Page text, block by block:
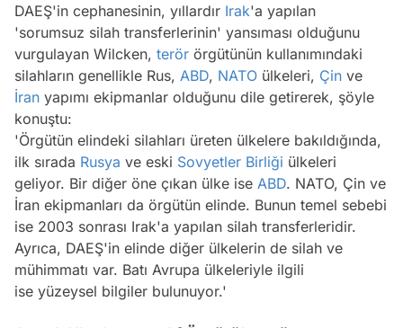
DAEŞ'in cephanesinin, yıllardır Irak'a yapılan
'sorumsuz silah transferlerinin' yansıması olduğunu
vurgulayan Wilcken, terör örgütünün kullanımındaki
silahların genellikle Rus, ABD, NATO ülkeleri, Çin ve
İran yapımı ekipmanlar olduğunu dile getirerek, şöyle
konuştu:
'Örgütün elindeki silahları üreten ülkelere bakıldığında,
ilk sırada Rusya ve eski Sovyetler Birliği ülkeleri
geliyor. Bir diğer öne çıkan ülke ise ABD. NATO, Çin ve
İran ekipmanları da örgütün elinde. Bunun temel sebebi
ise 2003 sonrası Irak'a yapılan silah transferleridir.
Ayrıca, DAEŞ'in elinde diğer ülkelerin de silah ve
mühimmatı var. Batı Avrupa ülkeleriyle ilgili
ise yüzeysel bilgiler bulunuyor.'